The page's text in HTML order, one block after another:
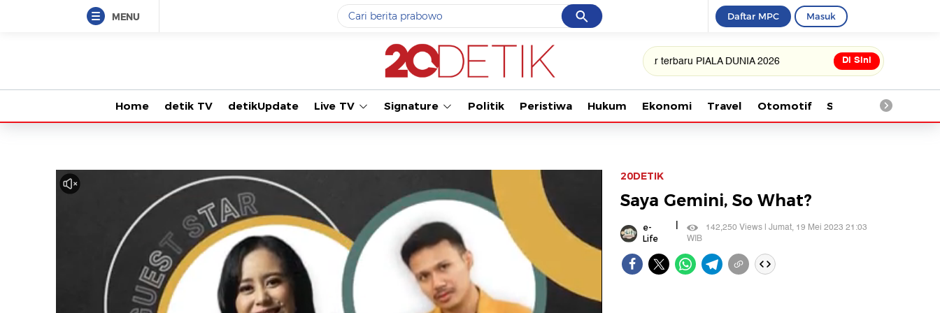
MENU Cancel
Yang sedang ramai dicari
gempa hari ini
#3prabowo
#5demo
Promoted
Terakhir yang dicari
Loading...
Daftar MPC Masuk
Tonton kabar terbaru PIALA DUNIA 2026 Di Sini
Home detik TV detikUpdate Live TV Signature Politik Peristiwa Hukum Ekonomi Travel Otomotif Saintek
20DETIK
Saya Gemini, So What?
e-
Life
|
142,250 Views | Jumat, 19 Mei 2023 21:03
WIB